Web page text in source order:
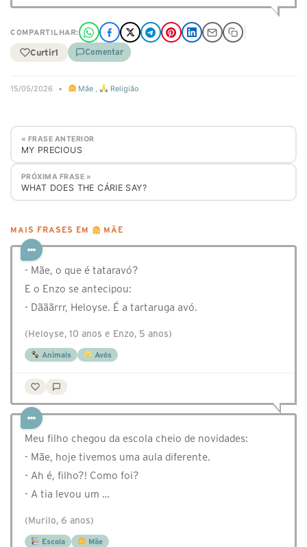
COMPARTILHAR:
Curtir1 Comentar
15/05/2026 • Mãe , Religião
« FRASE ANTERIOR
MY PRECIOUS
PRÓXIMA FRASE »
WHAT DOES THE CÁRIE SAY?
MAIS FRASES EM MÃE
- Mãe, o que é tataravó?
E o Enzo se antecipou:
- Dãããrrr, Heloyse. É a tartaruga avó.
(Heloyse, 10 anos e Enzo, 5 anos)
Animais Avós
Meu filho chegou da escola cheio de novidades:
- Mãe, hoje tivemos uma aula diferente.
- Ah é, filho?! Como foi?
- A tia levou um …
(Murilo, 6 anos)
Escola Mãe